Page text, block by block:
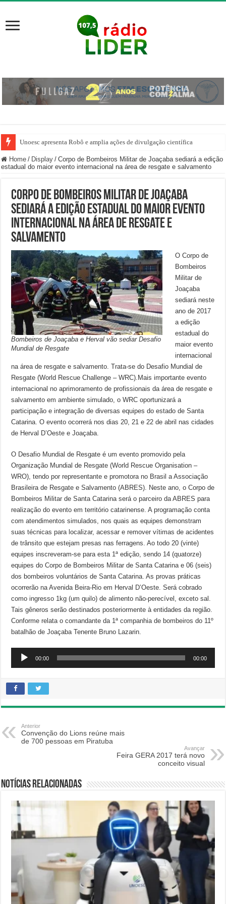
Unoesc apresenta Robô e amplia ações de divulgação científica
Home / Display / Corpo de Bombeiros Militar de Joaçaba sediará a edição
estadual do maior evento internacional na área de resgate e salvamento
Corpo de Bombeiros Militar de Joaçaba
sediará a edição estadual do maior evento
internacional na área de resgate e
salvamento
Bombeiros de Joaçaba e Herval vão sediar Desafio
Mundial de Resgate
O Corpo de
Bombeiros
Militar de
Joaçaba
sediará neste
ano de 2017
a edição
estadual do
maior evento
internacional
na área de resgate e salvamento. Trata-se do Desafio Mundial de
Resgate (World Rescue Challenge – WRC).Mais importante evento
internacional no aprimoramento de profissionais da área de resgate e
salvamento em ambiente simulado, o WRC oportunizará a
participação e integração de diversas equipes do estado de Santa
Catarina. O evento ocorrerá nos dias 20, 21 e 22 de abril nas cidades
de Herval D’Oeste e Joaçaba.
O Desafio Mundial de Resgate é um evento promovido pela
Organização Mundial de Resgate (World Rescue Organisation –
WRO), tendo por representante e promotora no Brasil a Associação
Brasileira de Resgate e Salvamento (ABRES). Neste ano, o Corpo de
Bombeiros Militar de Santa Catarina será o parceiro da ABRES para
realização do evento em território catarinense. A programação conta
com atendimentos simulados, nos quais as equipes demonstram
suas técnicas para localizar, acessar e remover vítimas de acidentes
de trânsito que estejam presas nas ferragens. Ao todo 20 (vinte)
equipes inscreveram-se para esta 1ª edição, sendo 14 (quatorze)
equipes do Corpo de Bombeiros Militar de Santa Catarina e 06 (seis)
dos bombeiros voluntários de Santa Catarina. As provas práticas
ocorrerão na Avenida Beira-Rio em Herval D’Oeste. Será cobrado
como ingresso 1kg (um quilo) de alimento não-perecível, exceto sal.
Tais gêneros serão destinados posteriormente à entidades da região.
Conforme relata o comandante da 1ª companhia de bombeiros do 11º
batalhão de Joaçaba Tenente Bruno Lazarin.
Tocador
00:00 00:00
Anterior
Convenção do Lions reúne mais
de 700 pessoas em Piratuba
Avançar
Feira GERA 2017 terá novo
conceito visual
Notícias relacionadas